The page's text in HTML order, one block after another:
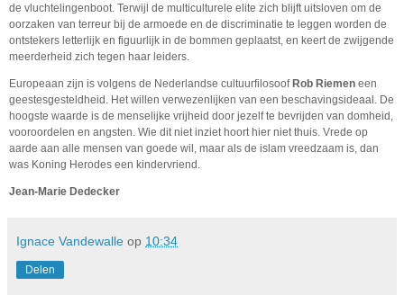
de vluchtelingenboot. Terwijl de multiculturele elite zich blijft uitsloven om de
oorzaken van terreur bij de armoede en de discriminatie te leggen worden de
ontstekers letterlijk en figuurlijk in de bommen geplaatst, en keert de zwijgende
meerderheid zich tegen haar leiders.
Europeaan zijn is volgens de Nederlandse cultuurfilosoofRob Riemen een
geestesgesteldheid. Het willen verwezenlijken van een beschavingsideaal. De
hoogste waarde is de menselijke vrijheid door jezelf te bevrijden van domheid,
vooroordelen en angsten. Wie dit niet inziet hoort hier niet thuis. Vrede op
aarde aan alle mensen van goede wil, maar als de islam vreedzaam is, dan
was Koning Herodes een kindervriend.
Jean-Marie Dedecker
Ignace Vandewalle op 10:34
Delen